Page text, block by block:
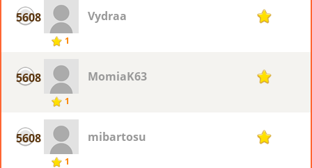
5608
1
Vydraa 1
5608
1
MomiaK63 1
5608
1
mibartosu 1